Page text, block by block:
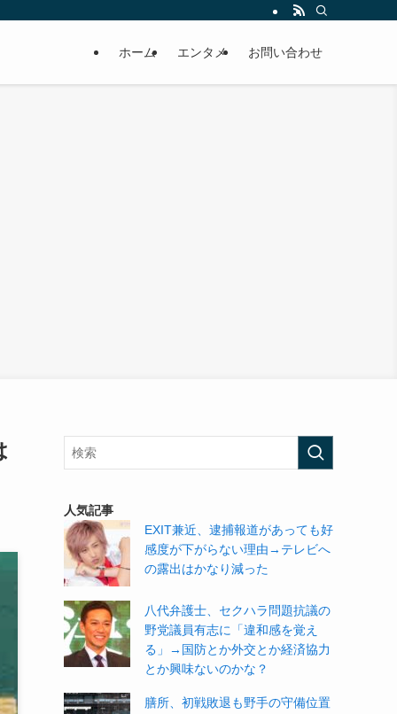
ホーム エンタメ お問い合わせ
人気記事
EXIT兼近、逮捕報道があっても好
感度が下がらない理由→テレビへ
の露出はかなり減った
八代弁護士、セクハラ問題抗議の
野党議員有志に「違和感を覚え
る」→国防とか外交とか経済協力
とか興味ないのかな？
膳所、初戦敗退も野手の守備位置